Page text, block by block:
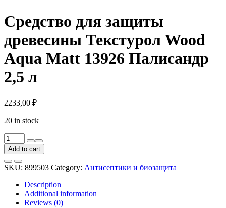
Средство для защиты
древесины Текстурол Wood
Aqua Matt 13926 Палисандр
2,5 л
2233,00 ₽
20 in stock
Средство
для
защиты
древесины
Текстурол
Wood
Aqua
Matt
Add to cart
SKU: 899503 Category: Антисептики и биозащита
Description
Additional information
Reviews (0)